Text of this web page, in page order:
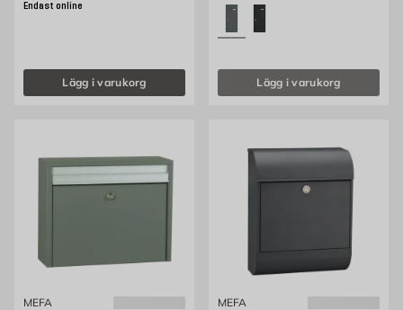
Endast online
Lägg i varukorg Lägg i varukorg
MEFA MEFA